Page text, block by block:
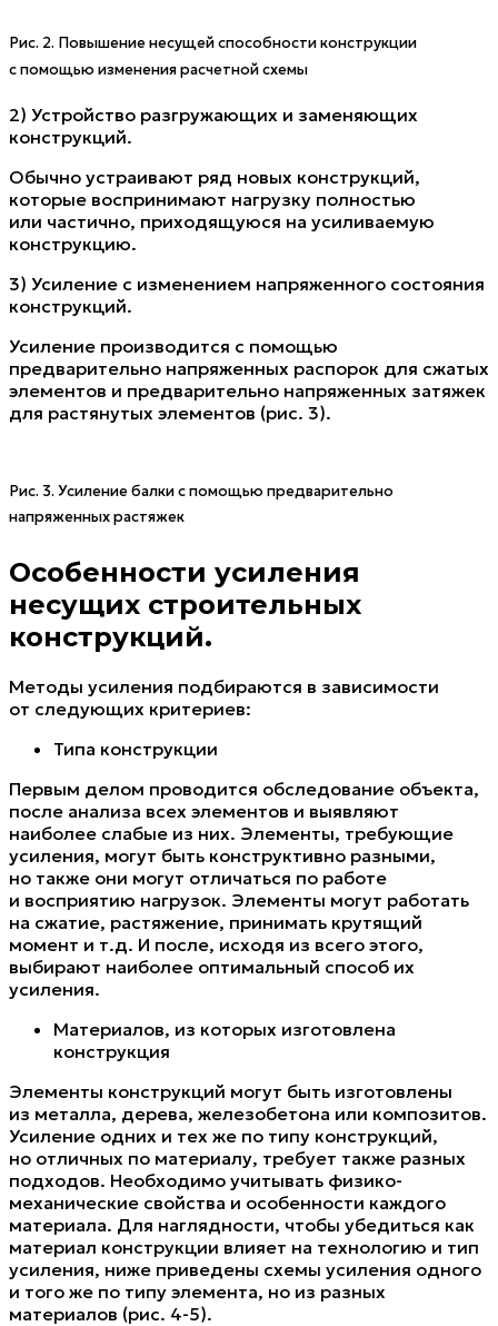
Рис. 2. Повышение несущей способности конструкции
с помощью изменения расчетной схемы
2) Устройство разгружающих и заменяющих
конструкций.
Обычно устраивают ряд новых конструкций,
которые воспринимают нагрузку полностью
или частично, приходящуюся на усиливаемую
конструкцию.
3) Усиление с изменением напряженного состояния
конструкций.
Усиление производится с помощью
предварительно напряженных распорок для сжатых
элементов и предварительно напряженных затяжек
для растянутых элементов (рис. 3).
Рис. 3. Усиление балки с помощью предварительно
напряженных растяжек
Особенности усиления
несущих строительных
конструкций.
Методы усиления подбираются в зависимости
от следующих критериев:
Типа конструкции
Первым делом проводится обследование объекта,
после анализа всех элементов и выявляют
наиболее слабые из них. Элементы, требующие
усиления, могут быть конструктивно разными,
но также они могут отличаться по работе
и восприятию нагрузок. Элементы могут работать
на сжатие, растяжение, принимать крутящий
момент и т.д. И после, исходя из всего этого,
выбирают наиболее оптимальный способ их
усиления.
Материалов, из которых изготовлена
конструкция
Элементы конструкций могут быть изготовлены
из металла, дерева, железобетона или композитов.
Усиление одних и тех же по типу конструкций,
но отличных по материалу, требует также разных
подходов. Необходимо учитывать физико-
механические свойства и особенности каждого
материала. Для наглядности, чтобы убедиться как
материал конструкции влияет на технологию и тип
усиления, ниже приведены схемы усиления одного
и того же по типу элемента, но из разных
материалов (рис. 4-5).